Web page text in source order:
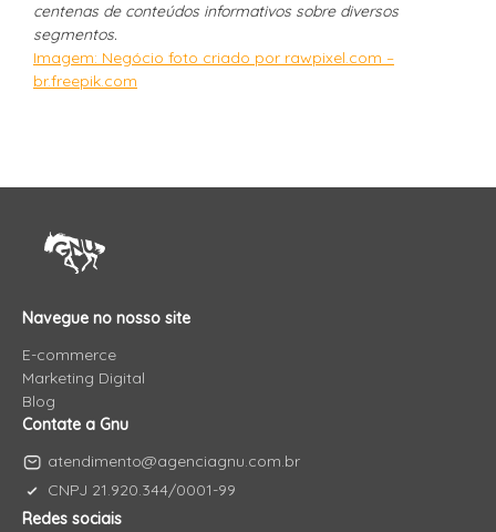
centenas de conteúdos informativos sobre diversos
segmentos.
Imagem: Negócio foto criado por rawpixel.com –
br.freepik.com
Navegue no nosso site
E-commerce
Marketing Digital
Blog
Contate a Gnu
atendimento@agenciagnu.com.br
CNPJ 21.920.344/0001-99
Redes sociais